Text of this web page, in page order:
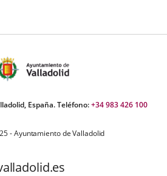
España. Teléfono:+34 983 426 100
- Ayuntamiento de Valladolid